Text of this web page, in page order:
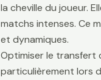
la cheville du joueur.
matchs intenses. Ce
et dynamiques.
Optimiser le transfert
particulièrement lors